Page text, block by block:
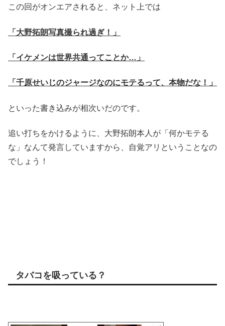
この回がオンエアされると、ネット上では
「大野拓朗写真撮られ過ぎ！」
「イケメンは世界共通ってことか…」
「千原せいじのジャージなのにモテるって、本物だな！」
といった書き込みが相次いだのです。
追い打ちをかけるように、大野拓朗本人が「何かモテる
な」なんて発言していますから、自覚アリということなの
でしょう！
タバコを吸っている？